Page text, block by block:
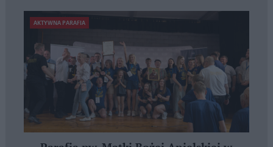
AKTYWNA PARAFIA